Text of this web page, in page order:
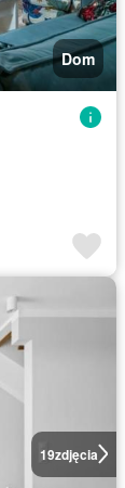
Dom
19zdjęcia